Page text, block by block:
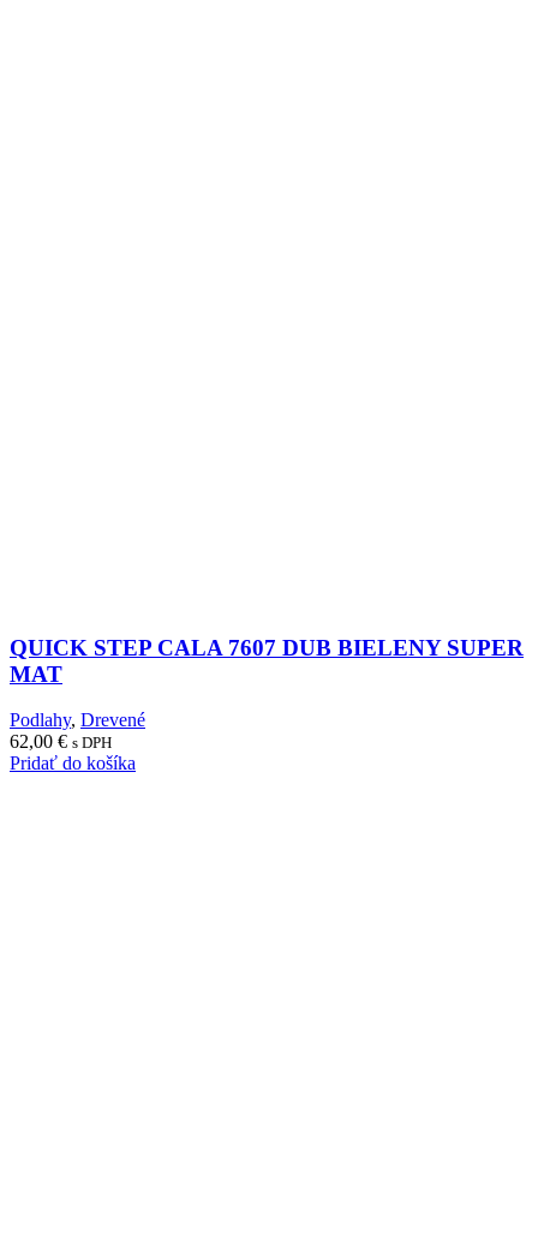
QUICK STEP CALA 7607 DUB BIELENY SUPER
MAT
Podlahy, Drevené
62,00 € s DPH
Pridať do košíka